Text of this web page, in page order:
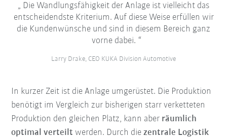
Die Wandlungsfähigkeit der Anlage ist vielleicht das
entscheidendste Kriterium. Auf diese Weise erfüllen wir
die Kundenwünsche und sind in diesem Bereich ganz
vorne dabei.
Larry Drake, CEO KUKA Division Automotive
In kurzer Zeit ist die Anlage umgerüstet. Die Produktion
benötigt im Vergleich zur bisherigen starr verketteten
Produktion den gleichen Platz, kann aber räumlich
optimal verteilt werden. Durch diezentrale Logistik